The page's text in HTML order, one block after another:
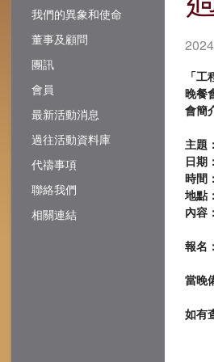
我們的異象和使命
董事及顧問
團訊
會員
最新活動消息
過往活動資料庫
代禱事項
聯絡我們
相關連結
「
晚餐
會簡
主題
日期
時間
地點
內容
報名
當晚
如有